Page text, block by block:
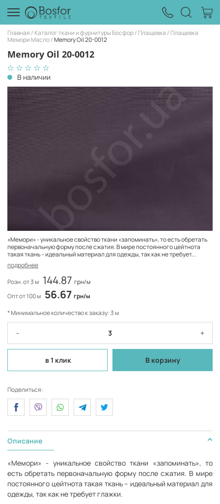
Главная Каталог ткани и фурнитуры Босфор Плащевка
Плащевка
Мемори Масло Memory Oil 20-0012
Memory Oil 20-0012
В наличии
«Мемори» - уникальное свойство ткани «запоминать», то есть обретать
первоначальную форму после сжатия. В мире постоянного цейтнота
такая ткань – идеальный материал для одежды, так как не требует...
подробнее
Розн. от 3 м 144.87 грн/м
Опт от 100 м 56.67 грн/м
* Минимальное количество к заказу: 3 м
- +
в 1 клик В корзину
Поделиться:
Описание
«Мемори» - уникальное свойство ткани «запоминать», то
есть обретать первоначальную форму после сжатия. В мире
постоянного цейтнота такая ткань – идеальный материал для
одежды, так как не требует глажки.